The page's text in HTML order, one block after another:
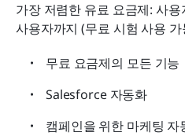
가장 저렴한 유료 요금제: 사
사용자까지 (무료 시험 사용 가
무료 요금제의 모든 기능
Salesforce 자동화
캠페인을 위한 마케팅 자